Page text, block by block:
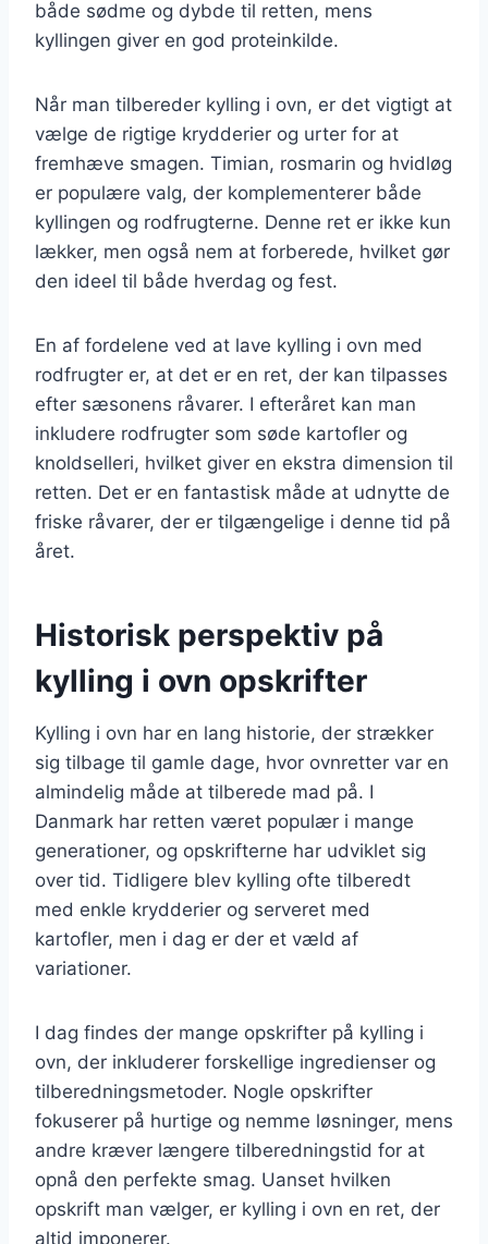
både sødme og dybde til retten, mens
kyllingen giver en god proteinkilde.
Når man tilbereder kylling i ovn, er det vigtigt at
vælge de rigtige krydderier og urter for at
fremhæve smagen. Timian, rosmarin og hvidløg
er populære valg, der komplementerer både
kyllingen og rodfrugterne. Denne ret er ikke kun
lækker, men også nem at forberede, hvilket gør
den ideel til både hverdag og fest.
En af fordelene ved at lave kylling i ovn med
rodfrugter er, at det er en ret, der kan tilpasses
efter sæsonens råvarer. I efteråret kan man
inkludere rodfrugter som søde kartofler og
knoldselleri, hvilket giver en ekstra dimension til
retten. Det er en fantastisk måde at udnytte de
friske råvarer, der er tilgængelige i denne tid på
året.
Historisk perspektiv på
kylling i ovn opskrifter
Kylling i ovn har en lang historie, der strækker
sig tilbage til gamle dage, hvor ovnretter var en
almindelig måde at tilberede mad på. I
Danmark har retten været populær i mange
generationer, og opskrifterne har udviklet sig
over tid. Tidligere blev kylling ofte tilberedt
med enkle krydderier og serveret med
kartofler, men i dag er der et væld af
variationer.
I dag findes der mange opskrifter på kylling i
ovn, der inkluderer forskellige ingredienser og
tilberedningsmetoder. Nogle opskrifter
fokuserer på hurtige og nemme løsninger, mens
andre kræver længere tilberedningstid for at
opnå den perfekte smag. Uanset hvilken
opskrift man vælger, er kylling i ovn en ret, der
altid imponerer.